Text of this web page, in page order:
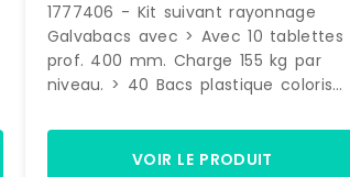
1777406 - Kit suivant rayonnage
Galvabacs avec > Avec 10 tablettes
prof. 400 mm. Charge 155 kg par
niveau. > 40 Bacs plastique coloris
350 mm) Dimensions rayonnage : H.
1972 x L. 1090 x P. 400 mm
VOIR LE PRODUIT